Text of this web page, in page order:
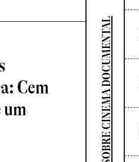
Cem
um